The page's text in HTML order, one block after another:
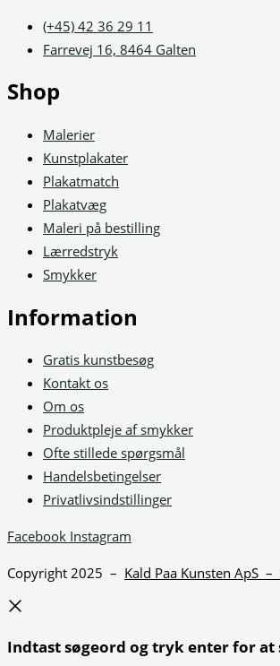
(+45) 42 36 29 11
Farrevej 16, 8464 Galten
Shop
Malerier
Kunstplakater
Plakatmatch
Plakatvæg
Maleri på bestilling
Lærredstryk
Smykker
Information
Gratis kunstbesøg
Kontakt os
Om os
Produktpleje af smykker
Ofte stillede spørgsmål
Handelsbetingelser
Privatlivsindstillinger
Facebook Instagram
Copyright 2025 – Kald Paa Kunsten ApS
Indtast søgeord og tryk enter for at